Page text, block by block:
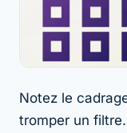
Notez le
tromper un